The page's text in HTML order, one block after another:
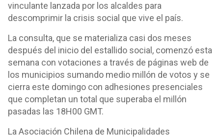
vinculante lanzada por los alcaldes para
descomprimir la crisis social que vive el país.
La consulta, que se materializa casi dos meses
después del inicio del estallido social, comenzó esta
semana con votaciones a través de páginas web de
los municipios sumando medio millón de votos y se
cierra este domingo con adhesiones presenciales
que completan un total que superaba el millón
pasadas las 18H00 GMT.
La Asociación Chilena de Municipalidades